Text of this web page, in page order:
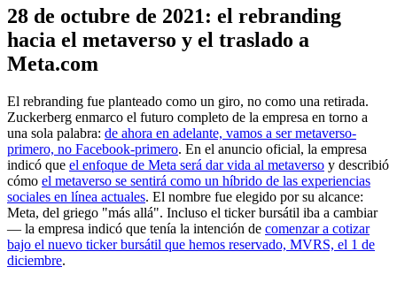
28 de octubre de 2021: el rebranding
hacia el metaverso y el traslado a
Meta.com
El rebranding fue planteado como un giro, no como una retirada.
Zuckerberg enmarco el futuro completo de la empresa en torno a
una sola palabra: de ahora en adelante, vamos a ser metaverso-
primero, no Facebook-primero. En el anuncio oficial, la empresa
indicó que el enfoque de Meta será dar vida al metaverso y describió
cómo el metaverso se sentirá como un híbrido de las experiencias
sociales en línea actuales. El nombre fue elegido por su alcance:
Meta, del griego "más allá". Incluso el ticker bursátil iba a cambiar
— la empresa indicó que tenía la intención de comenzar a cotizar
bajo el nuevo ticker bursátil que hemos reservado, MVRS, el 1 de
diciembre.